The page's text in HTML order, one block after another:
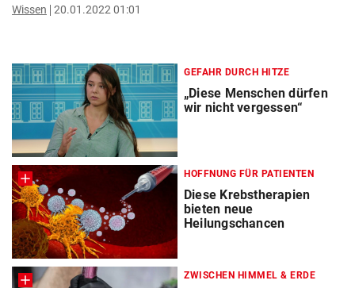
Wissen 20.01.2022 01:01
GEFAHR DURCH HITZE
„Diese Menschen dürfen
wir nicht vergessen“
HOFFNUNG FÜR PATIENTEN
Diese Krebstherapien
bieten neue
Heilungschancen
ZWISCHEN HIMMEL & ERDE